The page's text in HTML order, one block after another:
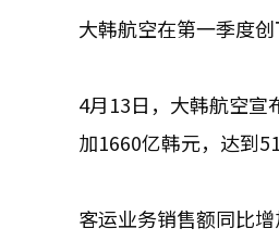
大韩航空在第一季度创
4月13日，大韩航空宣
加1660亿韩元，达到
客运业务销售额同比